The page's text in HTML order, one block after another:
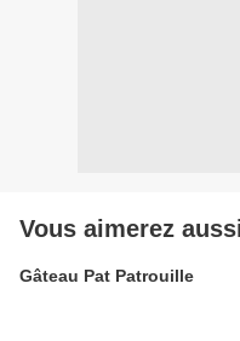
Vous aimerez
Gâteau Pat Patrouille